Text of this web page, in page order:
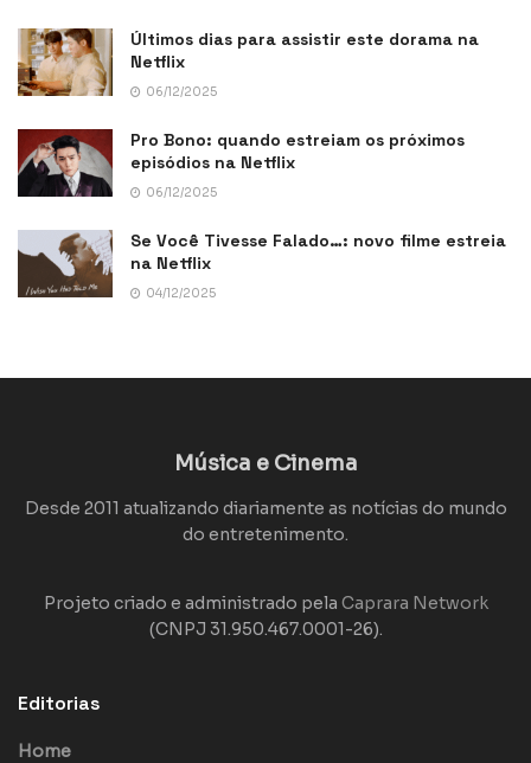
Últimos dias para assistir este dorama na
Netflix
06/12/2025
Pro Bono: quando estreiam os próximos
episódios na Netflix
06/12/2025
Se Você Tivesse Falado…: novo filme estreia
na Netflix
04/12/2025
Música e Cinema
Desde 2011 atualizando diariamente as notícias do mundo
do entretenimento.
Projeto criado e administrado pela Caprara Network
(CNPJ 31.950.467.0001-26).
Editorias
Home